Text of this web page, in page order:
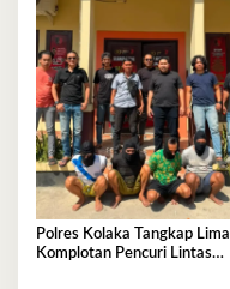
Polres Kolaka Tangkap Lima
Komplotan Pencuri Lintas